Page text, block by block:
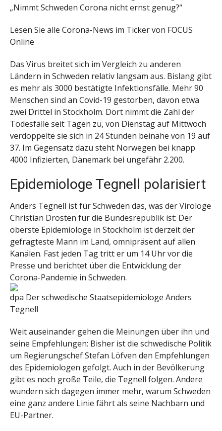
„Nimmt Schweden Corona nicht ernst genug?“
Lesen Sie alle Corona-News im Ticker von FOCUS
Online
Das Virus breitet sich im Vergleich zu anderen
Ländern in Schweden relativ langsam aus. Bislang gibt
es mehr als 3000 bestätigte Infektionsfälle. Mehr 90
Menschen sind an Covid-19 gestorben, davon etwa
zwei Drittel in Stockholm. Dort nimmt die Zahl der
Todesfälle seit Tagen zu, von Dienstag auf Mittwoch
verdoppelte sie sich in 24 Stunden beinahe von 19 auf
37. Im Gegensatz dazu steht Norwegen bei knapp
4000 Infizierten, Dänemark bei ungefähr 2.200.
Epidemiologe Tegnell polarisiert
Anders Tegnell ist für Schweden das, was der Virologe
Christian Drosten für die Bundesrepublik ist: Der
oberste Epidemiologe in Stockholm ist derzeit der
gefragteste Mann im Land, omnipräsent auf allen
Kanälen. Fast jeden Tag tritt er um 14 Uhr vor die
Presse und berichtet über die Entwicklung der
Corona-Pandemie in Schweden.
dpa Der schwedische Staatsepidemiologe Anders
Tegnell
Weit auseinander gehen die Meinungen über ihn und
seine Empfehlungen: Bisher ist die schwedische Politik
um Regierungschef Stefan Löfven den Empfehlungen
des Epidemiologen gefolgt. Auch in der Bevölkerung
gibt es noch große Teile, die Tegnell folgen. Andere
wundern sich dagegen immer mehr, warum Schweden
eine ganz andere Linie fährt als seine Nachbarn und
EU-Partner.